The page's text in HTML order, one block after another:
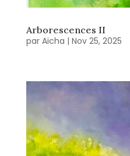
Arborescences II
par Aicha | Nov 25, 2025